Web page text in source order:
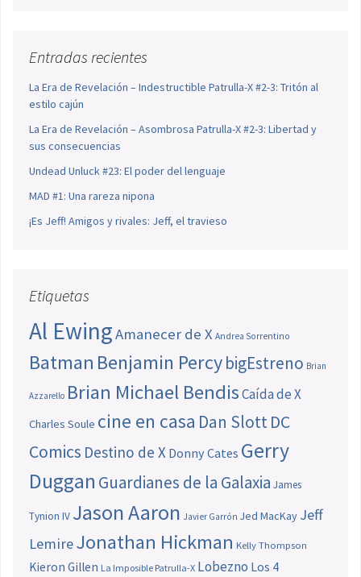
Entradas recientes
La Era de Revelación – Indestructible Patrulla-X #2-3: Tritón al
estilo cajún
La Era de Revelación – Asombrosa Patrulla-X #2-3: Libertad y
sus consecuencias
Undead Unluck #23: El poder del lenguaje
MAD #1: Una rareza nipona
¡Es Jeff! Amigos y rivales: Jeff, el travieso
Etiquetas
Al EwingAmanecer de X Andrea Sorrentino
Batman Benjamin PercybigEstreno Brian
Azzarello Brian Michael BendisCaída de X
Charles Soule cine en casa Dan SlottDC
Comics Destino de X Donny Cates Gerry
Duggan Guardianes de la Galaxia James
Tynion IV Jason Aaron Javier Garrón Jed MacKay Jeff
LemireJonathan Hickman Kelly Thompson
Kieron Gillen La Imposible Patrulla-X Lobezno Los 4